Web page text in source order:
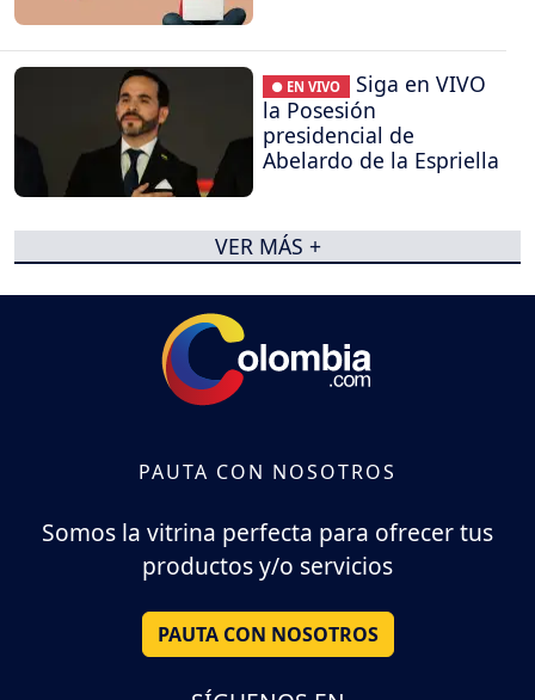
● EN VIVO
Siga en VIVO
la Posesión
presidencial de
Abelardo de la Espriella
VER MÁS +
PAUTA CON NOSOTROS
Somos la vitrina perfecta para ofrecer tus
productos y/o servicios
PAUTA CON NOSOTROS